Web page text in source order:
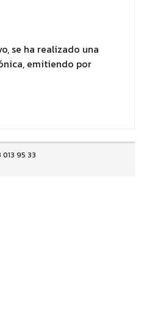
se ha realizado una
emitiendo por
013 95 33